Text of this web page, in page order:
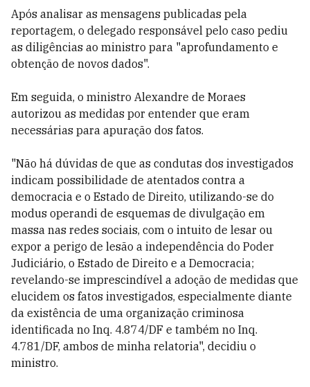
Após analisar as mensagens publicadas pela
reportagem, o delegado responsável pelo caso pediu
as diligências ao ministro para "aprofundamento e
obtenção de novos dados".
Em seguida, o ministro Alexandre de Moraes
autorizou as medidas por entender que eram
necessárias para apuração dos fatos.
"Não há dúvidas de que as condutas dos investigados
indicam possibilidade de atentados contra a
democracia e o Estado de Direito, utilizando-se do
modus operandi de esquemas de divulgação em
massa nas redes sociais, com o intuito de lesar ou
expor a perigo de lesão a independência do Poder
Judiciário, o Estado de Direito e a Democracia;
revelando-se imprescindível a adoção de medidas que
elucidem os fatos investigados, especialmente diante
da existência de uma organização criminosa
identificada no Inq. 4.874/DF e também no Inq.
4.781/DF, ambos de minha relatoria", decidiu o
ministro.